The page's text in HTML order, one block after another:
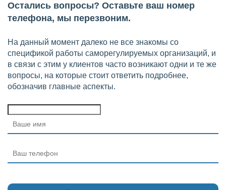
Остались вопросы? Оставьте ваш номер
телефона, мы перезвоним.
На данный момент далеко не все знакомы со
спецификой работы саморегулируемых организаций, и
в связи с этим у клиентов часто возникают одни и те же
вопросы, на которые стоит ответить подробнее,
обозначив главные аспекты.